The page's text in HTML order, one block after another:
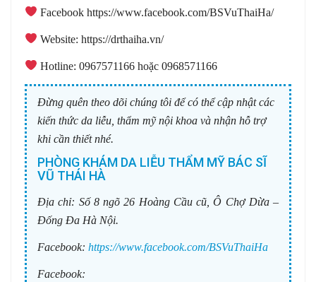
Facebook https://www.facebook.com/BSVuThaiHa/
Website: https://drthaiha.vn/
Hotline: 0967571166 hoặc 0968571166
Đừng quên theo dõi chúng tôi để có thể cập nhật các
kiến thức da liễu, thẩm mỹ nội khoa và nhận hỗ trợ
khi cần thiết nhé.
PHÒNG KHÁM DA LIỄU THẨM MỸ BÁC SĨ
VŨ THÁI HÀ
Địa chỉ: Số 8 ngõ 26 Hoàng Cầu cũ, Ô Chợ Dừa –
Đống Đa Hà Nội.
Facebook: https://www.facebook.com/BSVuThaiHa
Facebook: